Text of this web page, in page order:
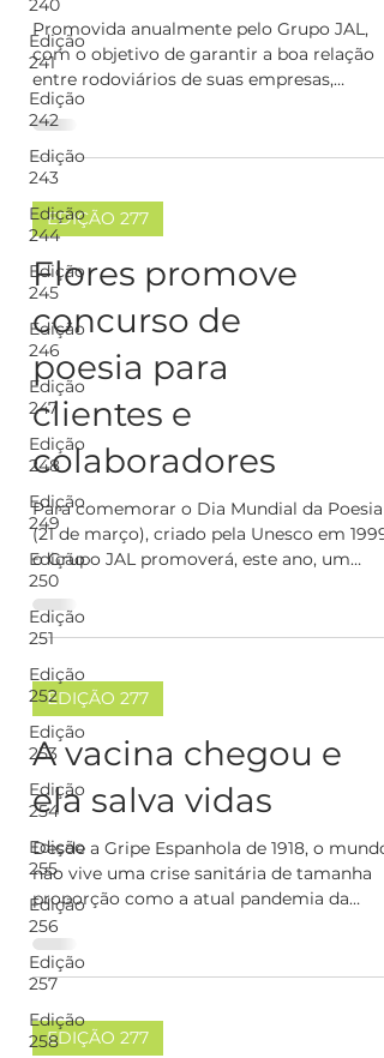
240
Edição
241
Edição
242
Edição
243
Edição
244
Edição
245
Edição
246
Edição
247
Edição
248
Edição
249
Edição
250
Edição
251
Edição
252
Edição
253
Edição
254
Edição
255
Edição
256
Edição
257
Edição
258
Promovida anualmente pelo Grupo JAL,
com o objetivo de garantir a boa relação
entre rodoviários de suas empresas,
estudantes e membros...
EDIÇÃO 277
Flores promove
concurso de
poesia para
clientes e
colaboradores
Para comemorar o Dia Mundial da Poesia
(21 de março), criado pela Unesco em 1999,
o Grupo JAL promoverá, este ano, um
concurso de poesia...
EDIÇÃO 277
A vacina chegou e
ela salva vidas
Desde a Gripe Espanhola de 1918, o mundo
não vive uma crise sanitária de tamanha
proporção como a atual pandemia da
Covid-19, que já...
EDIÇÃO 277